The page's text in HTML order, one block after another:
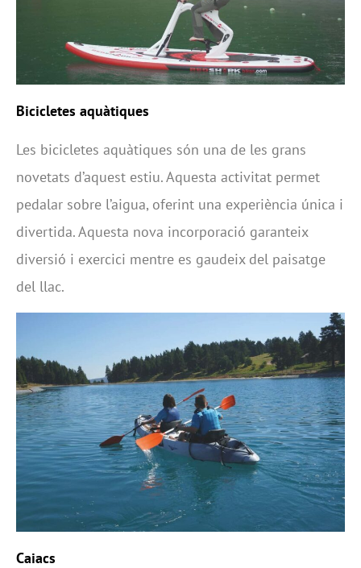
Bicicletes aquàtiques
Les bicicletes aquàtiques són una de les grans
novetats d’aquest estiu. Aquesta activitat permet
pedalar sobre l’aigua, oferint una experiència única i
divertida. Aquesta nova incorporació garanteix
diversió i exercici mentre es gaudeix del paisatge
del llac.
Caiacs